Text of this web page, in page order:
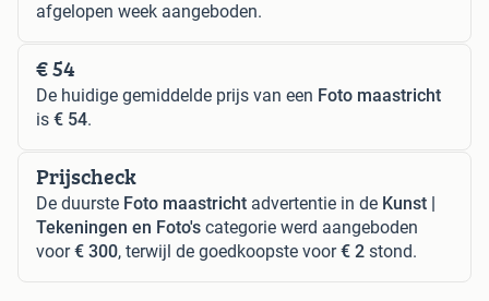
afgelopen week aangeboden.
€ 54
De huidige gemiddelde prijs van een Foto maastricht
is € 54.
Prijscheck
De duurste Foto maastricht advertentie in de Kunst |
Tekeningen en Foto's categorie werd aangeboden
voor€ 300, terwijl de goedkoopste voor€ 2 stond.